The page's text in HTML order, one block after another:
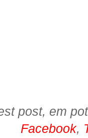
post, em
Facebook,